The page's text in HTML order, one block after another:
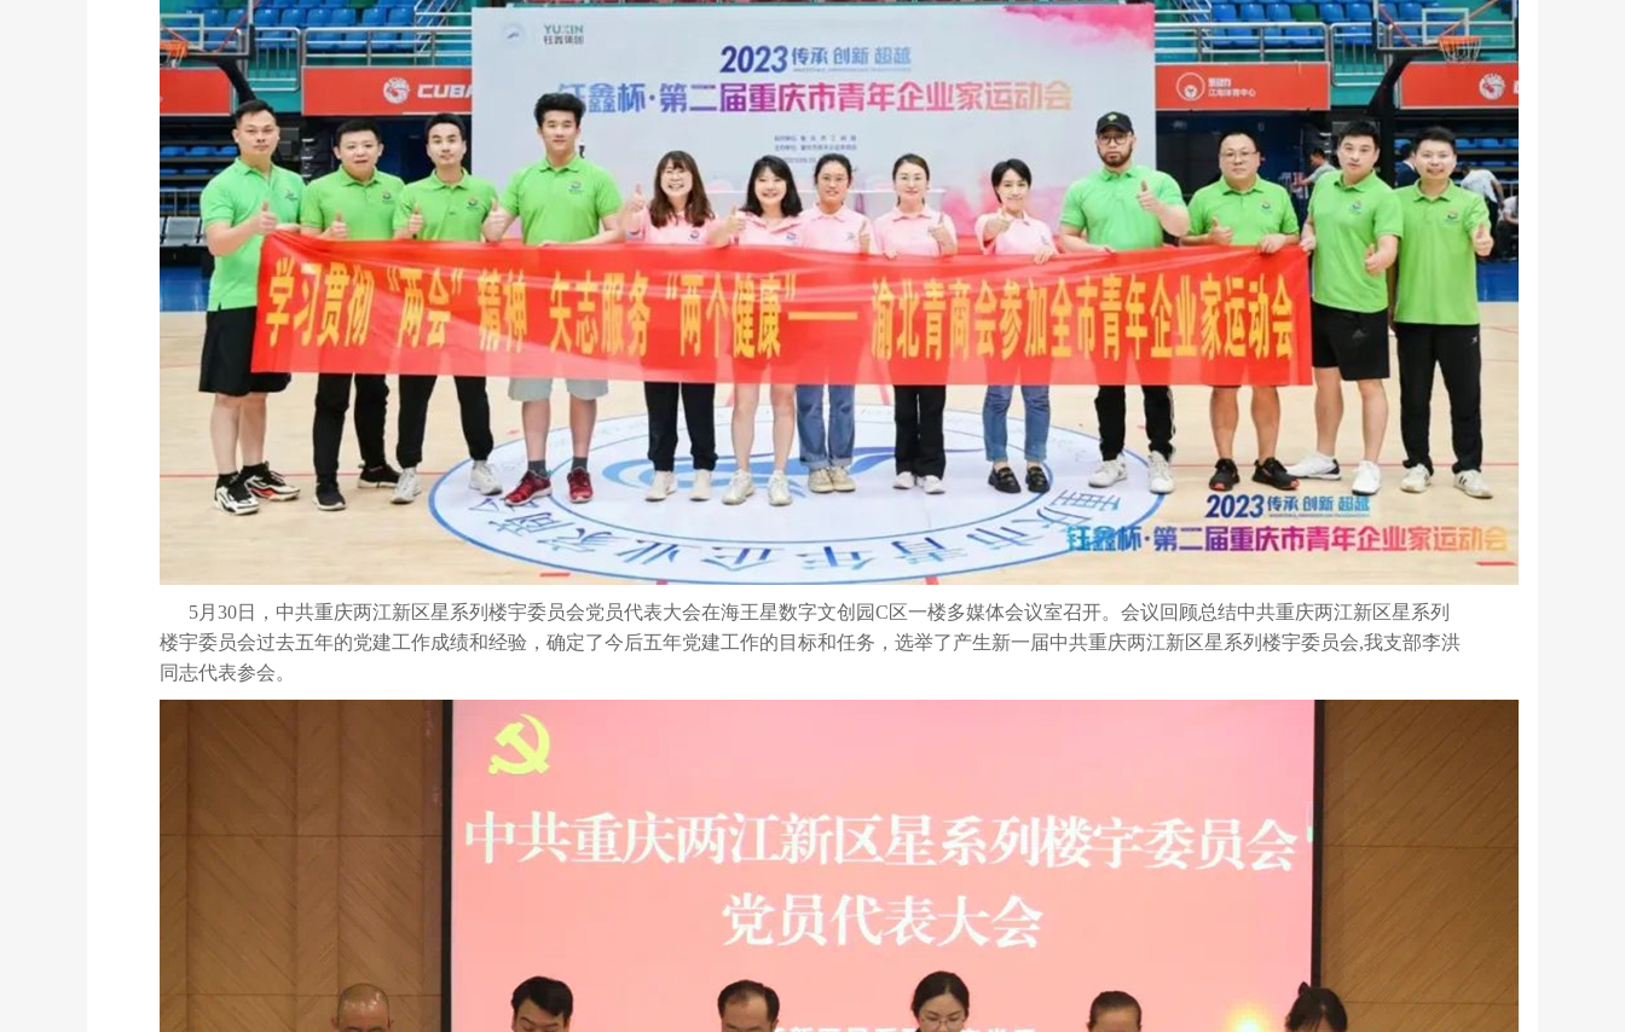
5月30日，中共重庆两江新区星系列楼宇委员会党员代表大会在海王星数字文创园C区一楼多媒体会议室召开。 会议回顾总结中共重庆两江新区星系列
楼宇委员会过去五年的党建工作成绩和经验，确定了今后五年党建工作的目标和任务，选举了产生新一届中共重庆两江新区星系列楼宇委员会,我支部李洪
同志代表参会。